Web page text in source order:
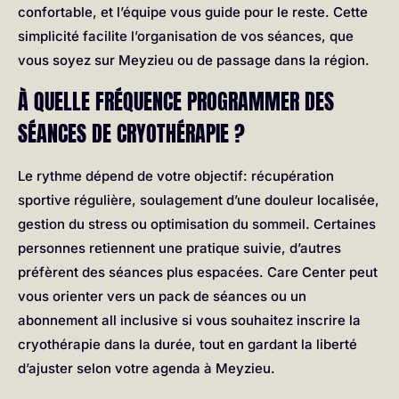
confortable, et l’équipe vous guide pour le reste. Cette
simplicité facilite l’organisation de vos séances, que
vous soyez sur Meyzieu ou de passage dans la région.
À QUELLE FRÉQUENCE PROGRAMMER DES
SÉANCES DE CRYOTHÉRAPIE ?
Le rythme dépend de votre objectif: récupération
sportive régulière, soulagement d’une douleur localisée,
gestion du stress ou optimisation du sommeil. Certaines
personnes retiennent une pratique suivie, d’autres
préfèrent des séances plus espacées. Care Center peut
vous orienter vers un pack de séances ou un
abonnement all inclusive si vous souhaitez inscrire la
cryothérapie dans la durée, tout en gardant la liberté
d’ajuster selon votre agenda à Meyzieu.